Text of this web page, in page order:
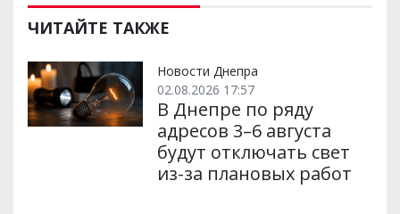
ЧИТАЙТЕ ТАКЖЕ
Новости Днепра
02.08.2026 17:57
В Днепре по ряду
адресов 3–6 августа
будут отключать свет
из-за плановых работ